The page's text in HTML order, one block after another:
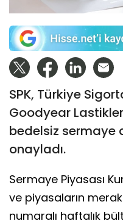
SPK, Türkiye
Goodyear
bedelsiz sermaye
onayladı.
Sermaye Piyasası
ve piyasaların
numaralı haftalık